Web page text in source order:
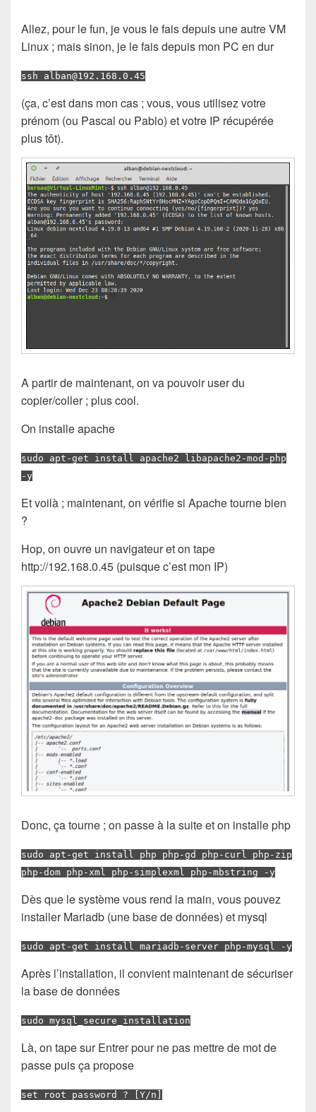
Allez, pour le fun, je vous le fais depuis une autre VM
Linux ; mais sinon, je le fais depuis mon PC en dur
ssh alban@192.168.0.45
(ça, c’est dans mon cas ; vous, vous utilisez votre
prénom (ou Pascal ou Pablo) et votre IP récupérée
plus tôt).
A partir de maintenant, on va pouvoir user du
copier/coller ; plus cool.
On installe apache
sudo apt-get install apache2 libapache2-mod-php
-y
Et voilà ; maintenant, on vérifie si Apache tourne bien
?
Hop, on ouvre un navigateur et on tape
http://192.168.0.45 (puisque c’est mon IP)
Donc, ça tourne ; on passe à la suite et on installe php
sudo apt-get install php php-gd php-curl php-zip
php-dom php-xml php-simplexml php-mbstring -y
Dès que le système vous rend la main, vous pouvez
installer Mariadb (une base de données) et mysql
sudo apt-get install mariadb-server php-mysql -y
Après l’installation, il convient maintenant de sécuriser
la base de données
sudo mysql_secure_installation
Là, on tape sur Entrer pour ne pas mettre de mot de
passe puis ça propose
set root password ? [Y/n]